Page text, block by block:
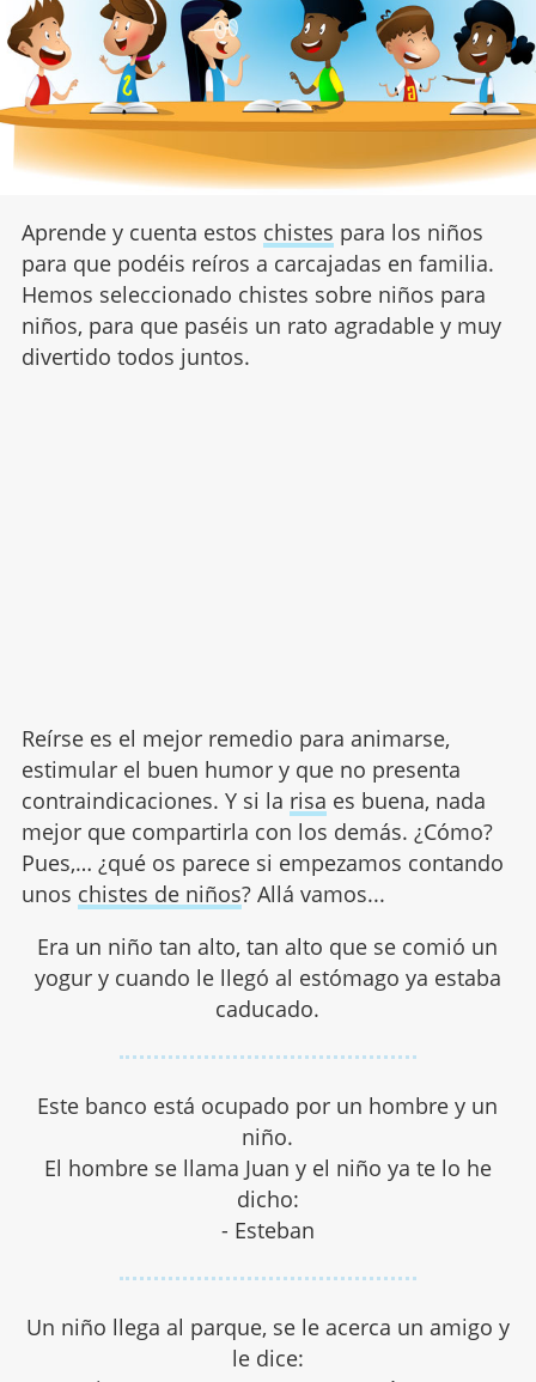
Aprende y cuenta estos chistes para los niños
para que podéis reíros a carcajadas en familia.
Hemos seleccionado chistes sobre niños para
niños, para que paséis un rato agradable y muy
divertido todos juntos.
Reírse es el mejor remedio para animarse,
estimular el buen humor y que no presenta
contraindicaciones. Y si la risa es buena, nada
mejor que compartirla con los demás. ¿Cómo?
Pues,… ¿qué os parece si empezamos contando
unos chistes de niños? Allá vamos...
Era un niño tan alto, tan alto que se comió un
yogur y cuando le llegó al estómago ya estaba
caducado.
Este banco está ocupado por un hombre y un
niño.
El hombre se llama Juan y el niño ya te lo he
dicho:
- Esteban
Un niño llega al parque, se le acerca un amigo y
le dice: